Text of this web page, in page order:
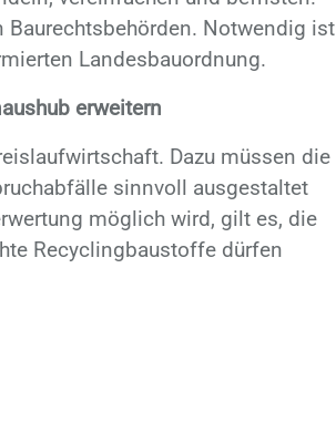
Bau­rechts­be­hör­den. Not­wen­dig ist
Lan­des­bau­ord­nung.
erweitern
Dazu müs­sen die
sinn­voll aus­ge­stal­tet
mög­lich wird, gilt es, die
Re­cy­cling­bau­stof­fe dür­fen